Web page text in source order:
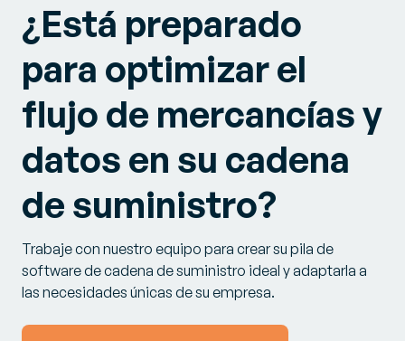
¿Está preparado
para optimizar el
flujo de mercancías y
datos en su cadena
de suministro?
Trabaje con nuestro equipo para crear su pila de
software de cadena de suministro ideal y adaptarla a
las necesidades únicas de su empresa.